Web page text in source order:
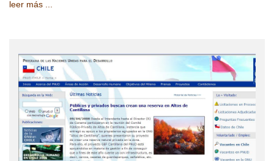
leer más ...